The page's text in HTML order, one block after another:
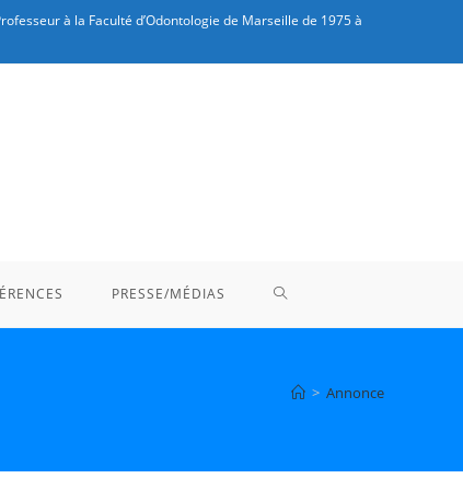
à la Faculté d’Odontologie de Marseille de 1975 à
PRESSE/MÉDIAS TOGGLE
> Annonce